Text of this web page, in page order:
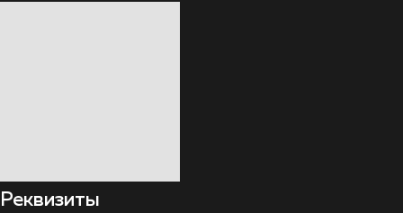
Реквизиты